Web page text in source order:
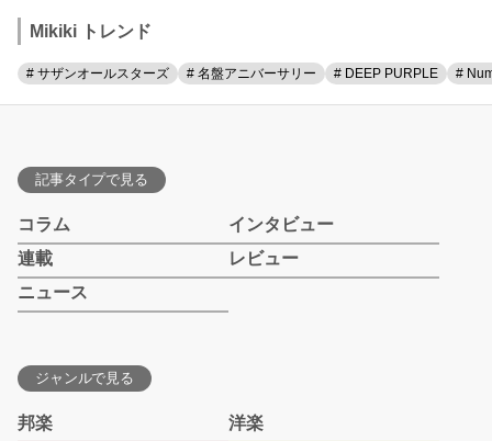
Mikiki トレンド
# サザンオールスターズ # 名盤アニバーサリー # DEEP PURPLE #
記事タイプで見る
コラム
インタビュー
連載
レビュー
ニュース
ジャンルで見る
邦楽
洋楽